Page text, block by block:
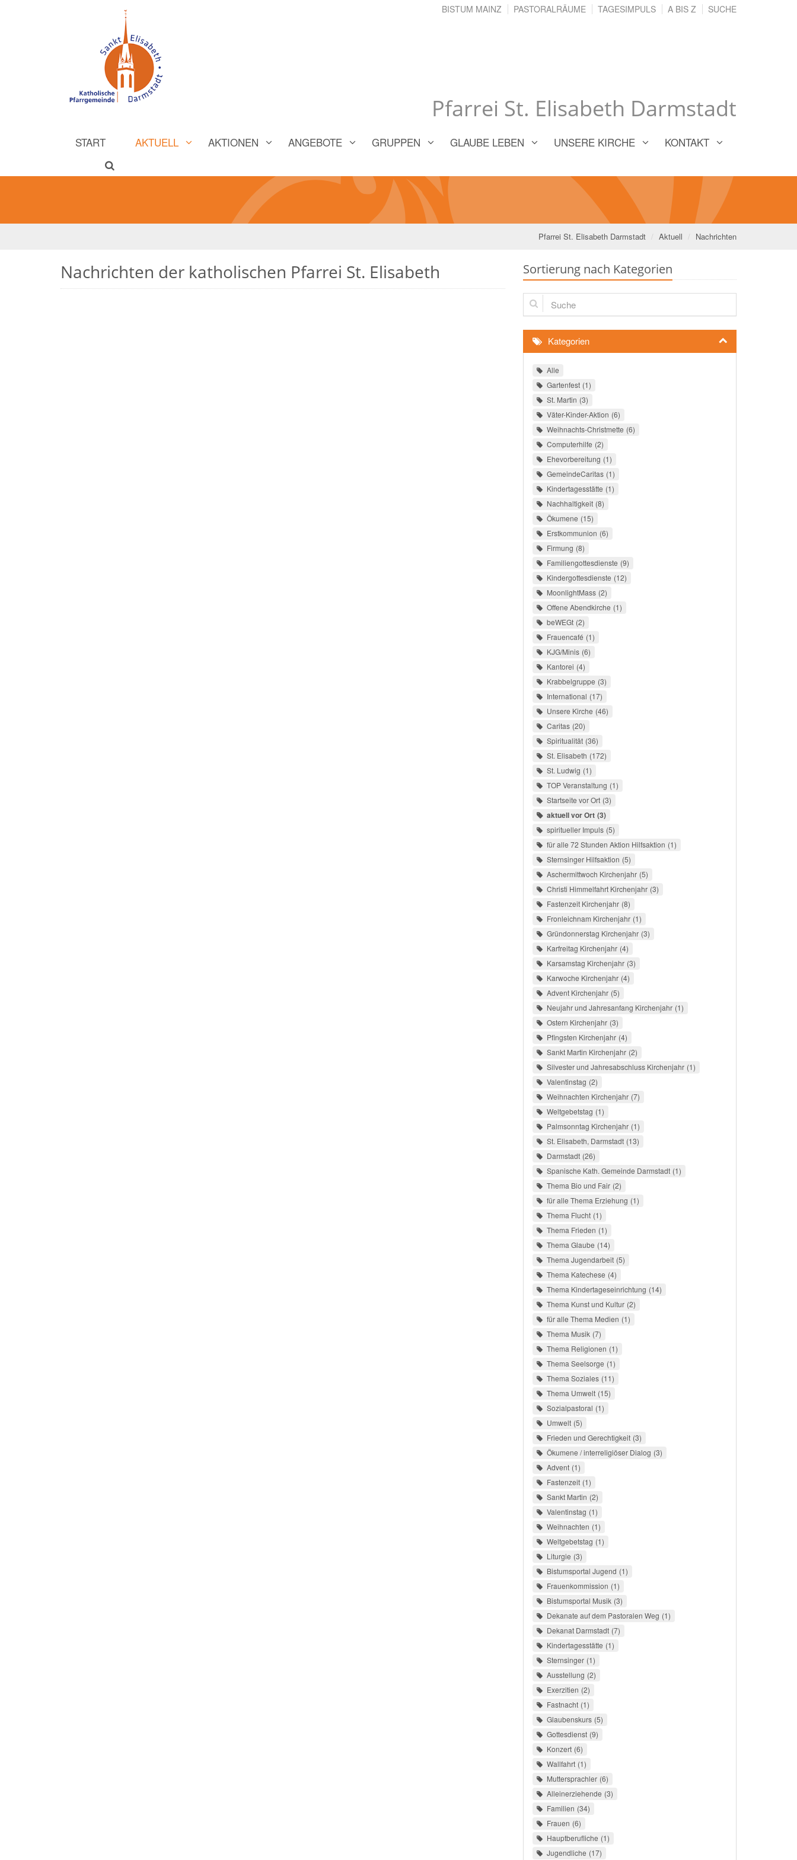
Pfarrei St. Elisabeth Darmstadt
BISTUM MAINZ PASTORALRÄUME TAGESIMPULS A BIS Z SUCHE
START AKTUELL AKTIONEN ANGEBOTE GRUPPEN GLAUBE LEBEN UNSERE KIRCHE KONTAKT
Pfarrei St. Elisabeth Darmstadt Aktuell Nachrichten
Nachrichten der katholischen Pfarrei St. Elisabeth Sortierung nach Kategorien
Suche
Kategorien
Alle
Gartenfest 1
St. Martin 3
Väter-Kinder-Aktion 6
Weihnachts-Christmette 6
Computerhilfe 2
Ehevorbereitung 1
GemeindeCaritas 1
Kindertagesstätte 1
Nachhaltigkeit 8
Ökumene 15
Erstkommunion 6
Firmung 8
Familiengottesdienste 9
Kindergottesdienste 12
MoonlightMass 2
Offene Abendkirche 1
beWEGt 2
Frauencafé 1
KJG/Minis 6
Kantorei 4
Krabbelgruppe 3
International 17
Unsere Kirche 46
Caritas 20
Spiritualität 36
St. Elisabeth 172
St. Ludwig 1
TOP Veranstaltung 1
Startseite vor Ort 3
aktuell vor Ort 3
spiritueller Impuls 5
für alle 72 Stunden Aktion Hilfsaktion 1
Sternsinger Hilfsaktion 5
Aschermittwoch Kirchenjahr 5
Christi Himmelfahrt Kirchenjahr 3
Fastenzeit Kirchenjahr 8
Fronleichnam Kirchenjahr 1
Gründonnerstag Kirchenjahr 3
Karfreitag Kirchenjahr 4
Karsamstag Kirchenjahr 3
Karwoche Kirchenjahr 4
Advent Kirchenjahr 5
Neujahr und Jahresanfang Kirchenjahr 1
Ostern Kirchenjahr 3
Pfingsten Kirchenjahr 4
Sankt Martin Kirchenjahr 2
Silvester und Jahresabschluss Kirchenjahr 1
Valentinstag 2
Weihnachten Kirchenjahr 7
Weltgebetstag 1
Palmsonntag Kirchenjahr 1
St. Elisabeth, Darmstadt 13
Darmstadt 26
Spanische Kath. Gemeinde Darmstadt 1
Thema Bio und Fair 2
für alle Thema Erziehung 1
Thema Flucht 1
Thema Frieden 1
Thema Glaube 14
Thema Jugendarbeit 5
Thema Katechese 4
Thema Kindertageseinrichtung 14
Thema Kunst und Kultur 2
für alle Thema Medien 1
Thema Musik 7
Thema Religionen 1
Thema Seelsorge 1
Thema Soziales 11
Thema Umwelt 15
Sozialpastoral 1
Umwelt 5
Frieden und Gerechtigkeit 3
Ökumene / interreligiöser Dialog 3
Advent 1
Fastenzeit 1
Sankt Martin 2
Valentinstag 1
Weihnachten 1
Weltgebetstag 1
Liturgie 3
Bistumsportal Jugend 1
Frauenkommission 1
Bistumsportal Musik 3
Dekanate auf dem Pastoralen Weg 1
Dekanat Darmstadt 7
Kindertagesstätte 1
Sternsinger 1
Ausstellung 2
Exerzitien 2
Fastnacht 1
Glaubenskurs 5
Gottesdienst 9
Konzert 6
Wallfahrt 1
Muttersprachler 6
Alleinerziehende 3
Familien 34
Frauen 6
Hauptberufliche 1
Jugendliche 17